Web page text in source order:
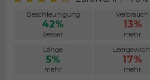
Beschleunigung
42%
besser
Verbrauch
13%
mehr
Länge
5%
mehr
17%
mehr